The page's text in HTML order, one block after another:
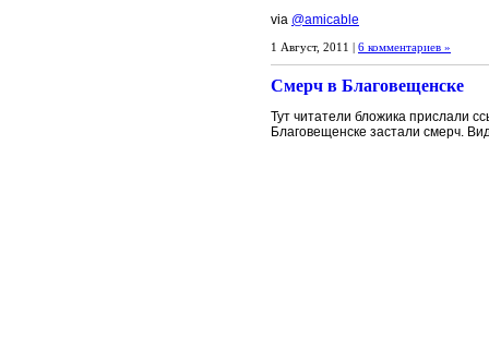
via @amicable
1 Август, 2011 | 6 комментариев »
Смерч в Благовещенске
Тут читатели бложика прислали
Благовещенске застали смерч.